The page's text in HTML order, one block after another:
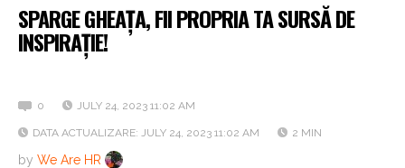
SPARGE GHEAȚA, FII PROPRIA TA SURSĂ DE
INSPIRAȚIE!
0 JULY 24, 2023 11:02 AM
DATA ACTUALIZARE: JULY 24, 2023 11:02 AM 2 MIN
by We Are HR